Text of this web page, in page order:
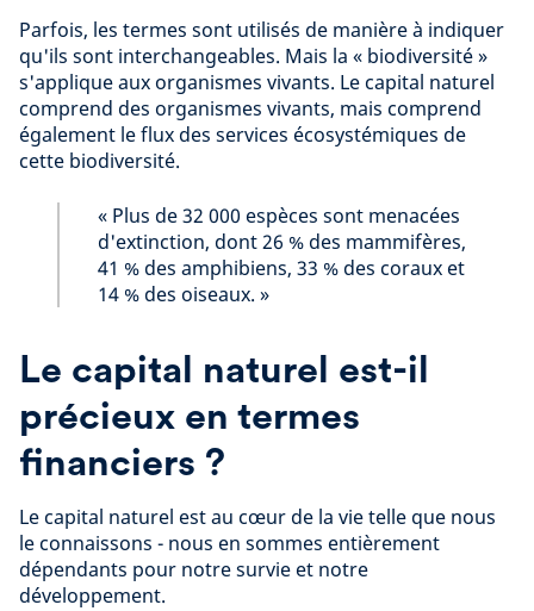
Parfois, les termes sont utilisés de manière à indiquer
qu'ils sont interchangeables. Mais la « biodiversité »
s'applique aux organismes vivants. Le capital naturel
comprend des organismes vivants, mais comprend
également le flux des services écosystémiques de
cette biodiversité.
« Plus de 32 000 espèces sont menacées
d'extinction, dont 26 % des mammifères,
41 % des amphibiens, 33 % des coraux et
14 % des oiseaux. »
Le capital naturel est-il
précieux en termes
financiers ?
Le capital naturel est au cœur de la vie telle que nous
le connaissons - nous en sommes entièrement
dépendants pour notre survie et notre
développement.